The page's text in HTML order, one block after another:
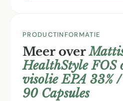
PRODUCTINFORMATIE
Meer over
HealthStyle FOS
visolie EPA 33%
90 Capsules